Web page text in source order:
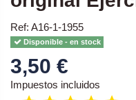
Ref: A16-1-1955
Disponible - en stock
3,50 €
Impuestos incluidos